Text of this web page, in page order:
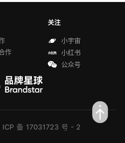
作
关注
小宇宙
小红书
公众号
ICP 备 17031723 号 - 2